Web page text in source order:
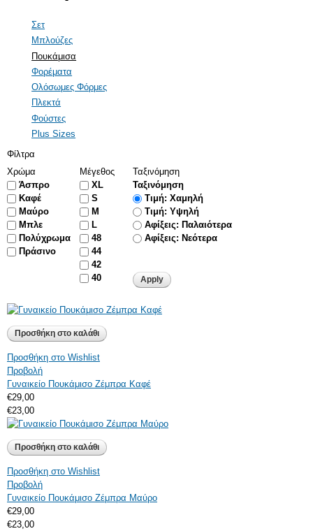
Πλεκτά
Φούστες
ΠΑΝΤΕΛΌΝΙΑ
Κολάν
Παντελόνια
ΠΑΝΩΦΌΡΙΑ
Μπουφάν/Παλτό
Σακάκια
ΦΟΎΤΕΡ
Σετ Φόρμες
Φορέματα
Παντελόνια
Κοσμήματα
Σετ
Μπλούζες
Πουκάμισα
Φορέματα
Ολόσωμες Φόρμες
Πλεκτά
Φούστες
Plus Sizes
Φίλτρα
Χρώμα
Άσπρο
Καφέ
Μαύρο
Μπλε
Πολύχρωμα
Πράσινο
Μέγεθος
XL
S
M
L
48
44
42
40
Ταξινόμηση
Ταξινόμηση
Τιμή: Χαμηλή
Τιμή: Υψηλή
Αφίξεις: Παλαιότερα
Αφίξεις: Νεότερα
Προσθήκη στο Wishlist
Προβολή
Γυναικείο Πουκάμισο Ζέμπρα Καφέ
€29,00
€23,00
Προσθήκη στο Wishlist
Προβολή
Γυναικείο Πουκάμισο Ζέμπρα Μαύρο
€29,00
€23,00